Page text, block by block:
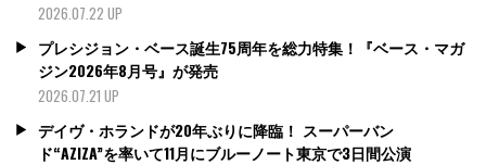
2026.07.22 UP
プレシジョン・ベース誕生75周年を総力特集！『ベース・マガ
ジン2026年8月号』が発売
2026.07.21 UP
デイヴ・ホランドが20年ぶりに降臨！ スーパーバン
ド“AZIZA”を率いて11月にブルーノート東京で3日間公演